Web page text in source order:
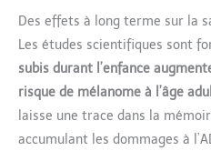
Des effets à long terme sur la
Les études scientifiques sont
subis durant l’enfance
risque de mélanome à l’âge
laisse une trace dans la
accumulant les dommages à